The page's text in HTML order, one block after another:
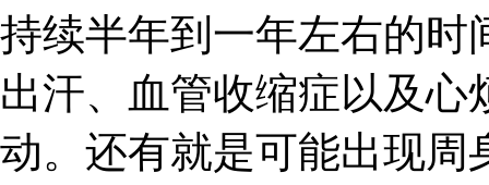
持续半年到一年左右的时
出汗、血管收缩症以及
动。还有就是可能出现周